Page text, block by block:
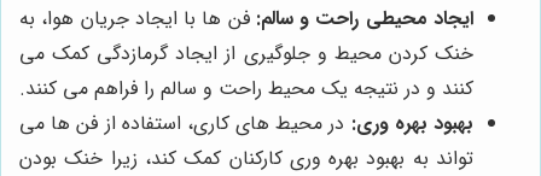
ایجاد محیطی راحت و سالم: فن ها با ایجاد جریان هوا، به
خنک کردن محیط و جلوگیری از ایجاد گرمازدگی کمک می
کنند و در نتیجه یک محیط راحت و سالم را فراهم می کنند.
بهبود بهره وری: در محیط های کاری، استفاده از فن ها می
تواند به بهبود بهره وری کارکنان کمک کند، زیرا خنک بودن